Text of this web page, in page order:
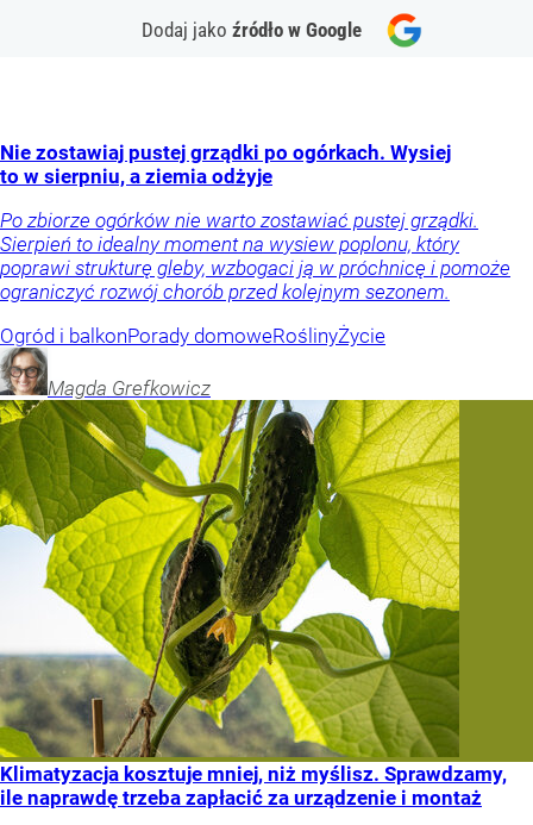
Dodaj jako źródło w Google
Nie zostawiaj pustej grządki po ogórkach. Wysiej
to w sierpniu, a ziemia odżyje
Po zbiorze ogórków nie warto zostawiać pustej grządki.
Sierpień to idealny moment na wysiew poplonu, który
poprawi strukturę gleby, wzbogaci ją w próchnicę i pomoże
ograniczyć rozwój chorób przed kolejnym sezonem.
Ogród i balkonPorady domoweRoślinyŻycie
Magda Grefkowicz
Klimatyzacja kosztuje mniej, niż myślisz. Sprawdzamy,
ile naprawdę trzeba zapłacić za urządzenie i montaż